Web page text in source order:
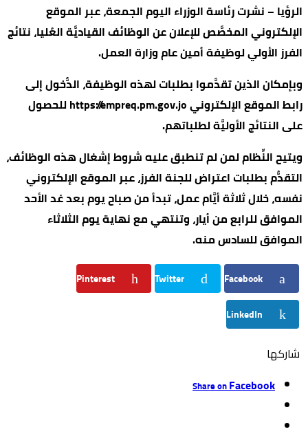
الرؤيا – نشرت رئاسة الوزراء اليوم الجمعة، عبر الموقع
الإلكتروني المخصَّص للإعلان عن الوظائف القياديَّة العُليا، نتائج
الفرز الأولي لوظيفة أمين عام وزارة العمل.
وبإمكان الذين تقدَّموا بطلبات لهذه الوظيفة، الدُّخول إلى
رابط الموقع الإلكتروني https://empreq.pm.gov.jo للحصول
على النتائج الأوليَّة لطلباتهم.
ويتيح النِّظام لمن لم تنطبق عليه شروط إشغال هذه الوظائف،
التقدُّم بطلبات اعتراض للجنة الفرز، عبر الموقع الإلكتروني
نفسه، خلال ثلاثة أيَّام عمل، تبدأ من صباح يوم بعد غد الأحد
الموافق للرابع من أيار، وتنتهي مع نهاية يوم الثلاثاء
الموافق للسادس منه.
Facebook
Twitter
Pinterest
LinkedIn
‫‫ شاركها‬
Share onFacebook